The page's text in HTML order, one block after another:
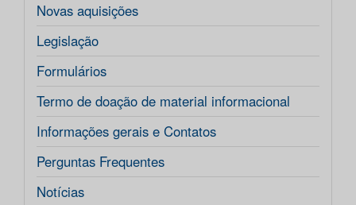
Novas aquisições
Legislação
Formulários
Termo de doação de material informacional
Informações gerais e Contatos
Perguntas Frequentes
Notícias